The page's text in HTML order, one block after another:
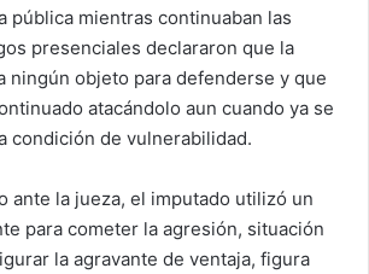
pública mientras continuaban las
presenciales declararon que la
ningún objeto para defenderse y que
atacándolo aun cuando ya se
condición de vulnerabilidad.
ante la jueza, el imputado utilizó un
para cometer la agresión, situación
la agravante de ventaja, figura